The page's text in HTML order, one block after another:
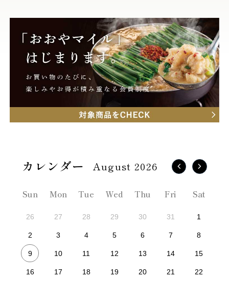
August 2026
Sun Mon Tue Wed Thu Fri Sat
26 27 28 29 30 31 1
2 3 4 5 6 7 8
9 10 11 12 13 14 15
16 17 18 19 20 21 22